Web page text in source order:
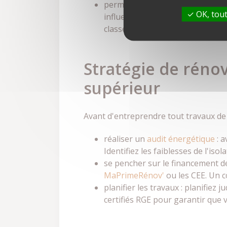
permet l'éligibilité locative : se
influencent la possibilité de
classes F en 2028,et E en 2034.
Stratégie de
supérieur
Avant d'entreprendre tout travaux
réaliser un audit énergétique :
Identifiez les faiblesses de
se pencher sur le financement
MaPrimeRénov' ou les CEE.
planifier les travaux : planifiez
certifiés RGE pour garantir que
OK,